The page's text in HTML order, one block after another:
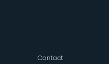
Contact